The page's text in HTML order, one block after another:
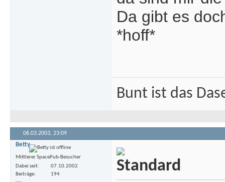
Da gibt es
*hoff*
Bunt ist das
06.03.2003, 23:09
Betty
Mittlerer SpacePub-Besucher
Dabei seit
07.10.2002
Beiträge
194